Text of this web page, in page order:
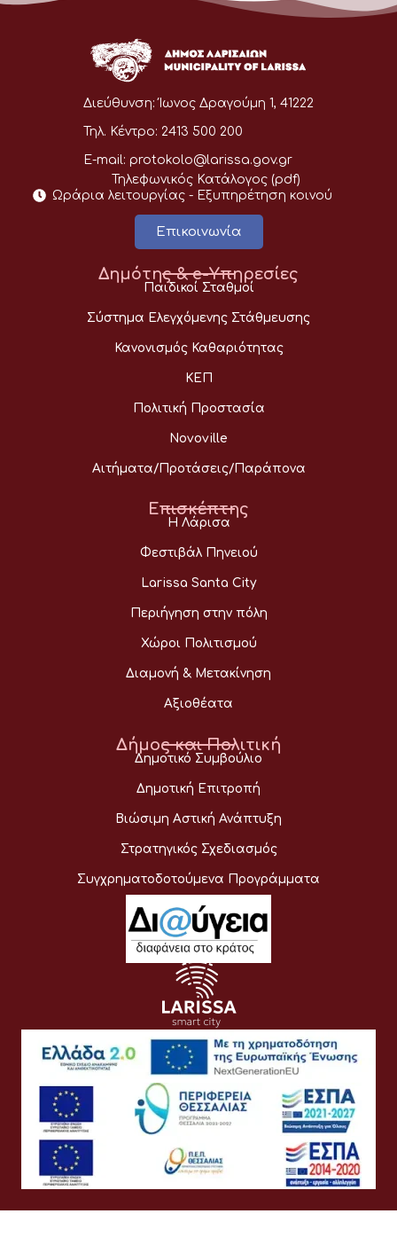
Διεύθυνση: Ίωνος Δραγούμη 1, 41222
Τηλ. Κέντρο: 2413 500 200
E-mail: protokolo@larissa.gov.gr
Τηλεφωνικός Κατάλογος (pdf)
Ωράρια λειτουργίας - Eξυπηρέτηση κοινού
Επικοινωνία
Δημότης & e-Υπηρεσίες
Παιδικοί Σταθμοί
Σύστημα Ελεγχόμενης Στάθμευσης
Κανονισμός Καθαριότητας
ΚΕΠ
Πολιτική Προστασία
Novoville
Αιτήματα/Προτάσεις/Παράπονα
Επισκέπτης
Η Λάρισα
Φεστιβάλ Πηνειού
Larissa Santa City
Περιήγηση στην πόλη
Χώροι Πολιτισμού
Διαμονή & Μετακίνηση
Αξιοθέατα
Δήμος και Πολιτική
Δημοτικό Συμβούλιο
Δημοτική Επιτροπή
Βιώσιμη Αστική Ανάπτυξη
Στρατηγικός Σχεδιασμός
Συγχρηματοδοτούμενα Προγράμματα